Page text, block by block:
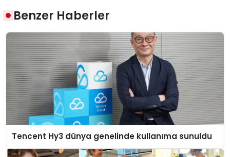
Benzer Haberler
Tencent Hy3 dünya genelinde kullanıma sunuldu